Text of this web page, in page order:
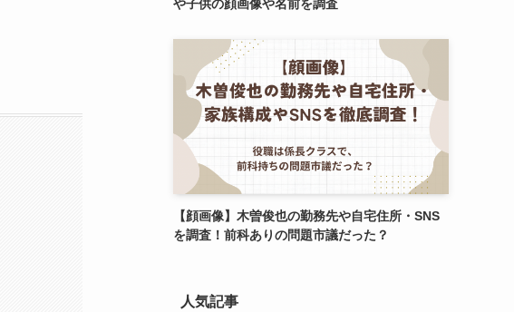
や子供の顔画像や名前を調査
【顔画像】木曽俊也の勤務先や自宅住所・SNS
を調査！前科ありの問題市議だった？
人気記事